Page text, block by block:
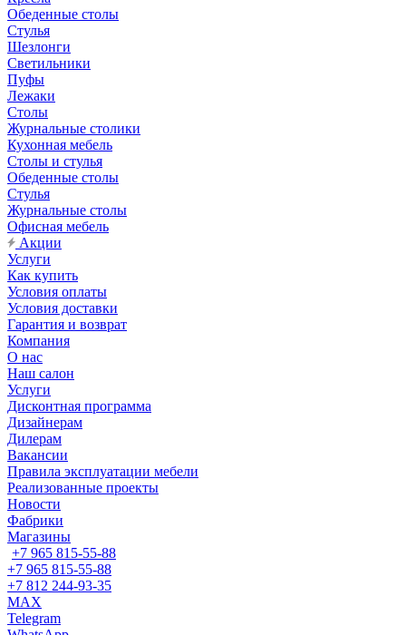
Обеденные столы
Стулья
Шезлонги
Светильники
Пуфы
Лежаки
Столы
Журнальные столики
Кухонная мебель
Столы и стулья
Обеденные столы
Стулья
Журнальные столы
Офисная мебель
Акции
Услуги
Как купить
Условия оплаты
Условия доставки
Гарантия и возврат
Компания
О нас
Наш салон
Услуги
Дисконтная программа
Дизайнерам
Дилерам
Вакансии
Правила эксплуатации мебели
Реализованные проекты
Новости
Фабрики
Магазины
+7 965 815-55-88
+7 965 815-55-88
+7 812 244-93-35
MAX
Telegram